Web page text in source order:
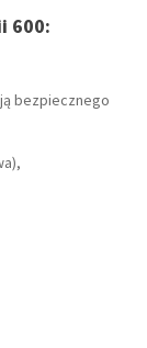
600:
bezpiecznego